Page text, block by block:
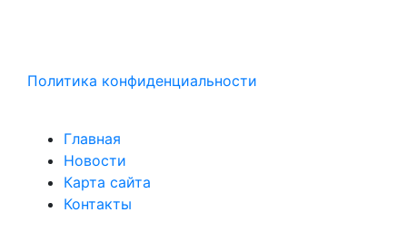
Политика конфиденциальности
Главная
Новости
Карта сайта
Контакты